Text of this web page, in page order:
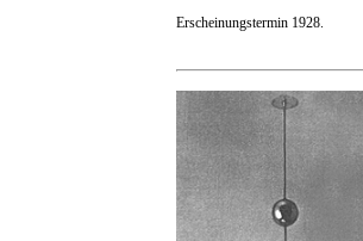
Erscheinungstermin 1928.